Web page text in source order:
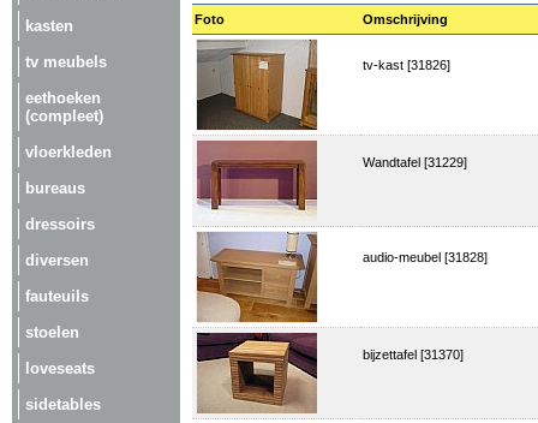
kasten
tv meubels
eethoeken
(compleet)
vloerkleden
bureaus
dressoirs
diversen
fauteuils
stoelen
loveseats
sidetables
Foto Omschrijving
tv-kast [31826]
Wandtafel [31229]
audio-meubel [31828]
bijzettafel [31370]